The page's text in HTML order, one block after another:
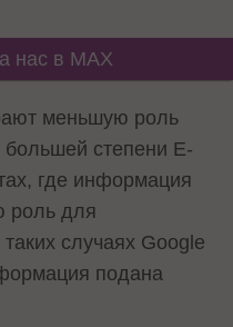
нас в MAX
меньшую роль
степени E-
где информация
роль для
случаях Google
подана